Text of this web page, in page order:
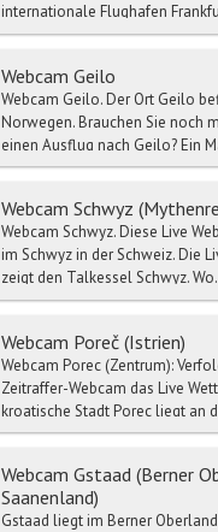
internationale Flughafen
Webcam Geilo
Webcam Geilo. Der Ort Geilo
Norwegen. Brauchen Sie noch
einen Ausflug nach Geilo? Ein
schon...
Webcam Schwyz
Webcam Schwyz. Diese Live
im Schwyz in der Schweiz. Die
zeigt den Talkessel Schwyz.
Webcam Poreč (Istrien)
Webcam Porec (Zentrum):
Zeitraffer-Webcam das Live
kroatische Stadt Porec liegt an
Webcam Gstaad (Berner
Saanenland)
Gstaad liegt im Berner